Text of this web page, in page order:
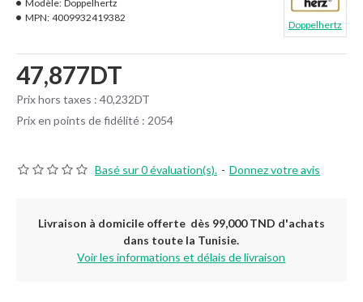
Basé sur 0 évaluation(s). - Donnez votre avis
47,877DT
Prix hors taxes : 40,232DT
Prix en points de fidélité : 2054
Modèle: Doppelhertz
MPN: 4009932419382
Doppelhertz
Livraison à domicile offerte dès 99,000 TND d'achats
dans toute la Tunisie.
Voir les informations et délais de livraison